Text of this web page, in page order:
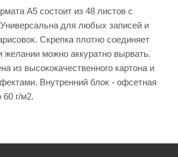
А5 состоит из 48 листов с
Универсальна для любых записей и
Скрепка плотно соединяет
желании можно аккуратно вырвать.
из высококачественного картона и
Внутренний блок - офсетная
60 г/м2.